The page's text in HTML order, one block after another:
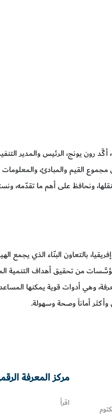
أكَّد رون يونج، الرئيس والمدير
القيم والمبادئ، والمعلومات
ونحافظ على أهم ما تقدّمه،
بالتعاون البنّاء الذي
من تحقيق أهداف التنمية
وهي أدوات قوية يمكنها المساعدة
أماناً وصحة وسهولة.
مركز المعرفة
اقرأ